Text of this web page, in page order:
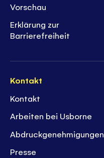
Vorschau
Erklärung zur
Barrierefreiheit
Kontakt
Kontakt
Arbeiten bei Usborne
Abdruckgenehmigungen
Presse